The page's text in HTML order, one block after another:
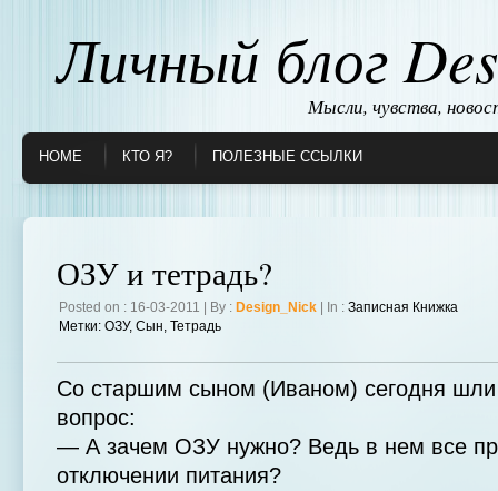
Личный блог
Мысли, чувства,
HOME КТО Я? ПОЛЕЗНЫЕ ССЫЛКИ
ОЗУ и тетрадь?
Posted on : 16-03-2011 | By : Design_Nick | In : Записная Книжка
Метки: ОЗУ, Сын, Тетрадь
Со старшим сыном (Иваном) сегодня шли
вопрос:
— А зачем ОЗУ нужно? Ведь в нем все
отключении питания?